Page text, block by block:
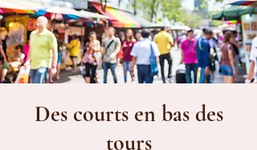
Des courts en bas des
tours